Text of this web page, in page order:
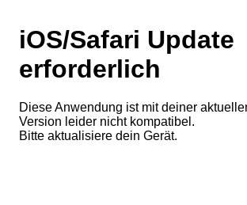
iOS/Safari Update
erforderlich
Diese Anwendung ist mit deiner
Version leider nicht kompatibel.
Bitte aktualisiere dein Gerät.